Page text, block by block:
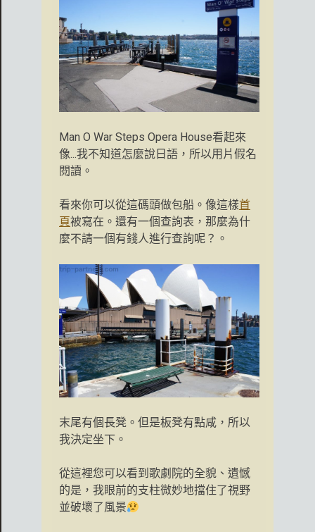
Man O War Steps Opera House看起來
像...我不知道怎麼說日語，所以用片假名
閱讀。
看來你可以從這碼頭做包船。像這樣首
頁被寫在。還有一個查詢表，那麼為什
麼不請一個有錢人進行查詢呢？。
末尾有個長凳。但是板凳有點咸，所以
我決定坐下。
從這裡您可以看到歌劇院的全貌、遺憾
的是，我眼前的支柱微妙地擋住了視野
並破壞了風景